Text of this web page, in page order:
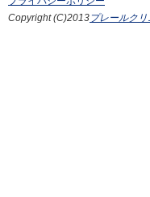
Copyright (C)2013 プレールク